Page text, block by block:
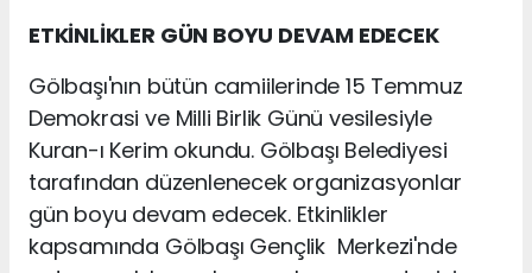
ETKİNLİKLER GÜN BOYU DEVAM EDECEK
Gölbaşı'nın bütün camiilerinde 15 Temmuz
Demokrasi ve Milli Birlik Günü vesilesiyle
Kuran-ı Kerim okundu. Gölbaşı Belediyesi
tarafından düzenlenecek organizasyonlar
gün boyu devam edecek. Etkinlikler
kapsamında Gölbaşı Gençlik Merkezi'nde